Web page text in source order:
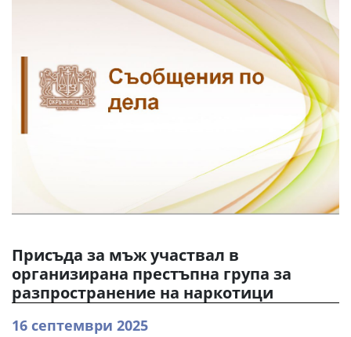
Присъда за мъж участвал в
организирана престъпна група за
разпространение на наркотици
16 септември 2025